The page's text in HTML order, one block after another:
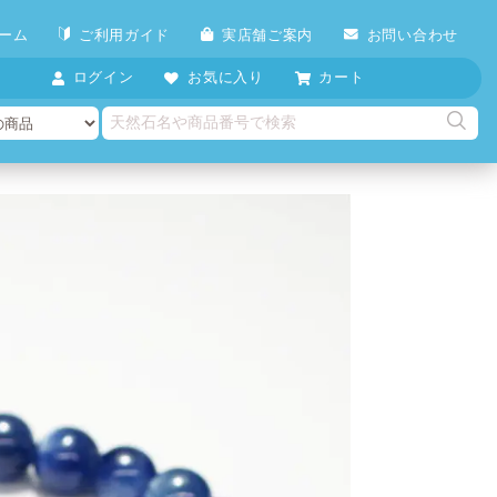
ム ご利用ガイド 実店舗ご案内 お問い合わせ
ログイン お気に入り カート